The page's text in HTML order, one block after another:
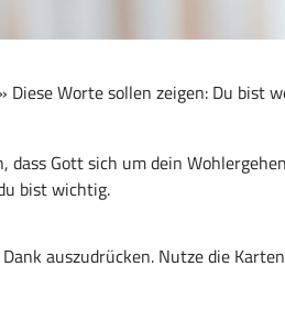
Worte sollen zeigen: Du bist
Gott sich um dein
bist wichtig.
auszudrücken. Nutze die